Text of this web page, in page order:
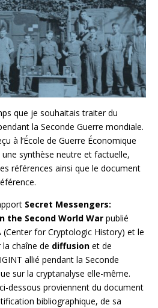
que je souhaitais traiter du
la Seconde Guerre mondiale.
à l’École de Guerre Économique
synthèse neutre et factuelle,
références ainsi que le document
Secret Messengers:
the Second World War publié
for Cryptologic History) et le
la chaîne de diffusion et de
allié pendant la Seconde
sur la cryptanalyse elle-même.
dessous proviennent du document
bibliographique, de sa